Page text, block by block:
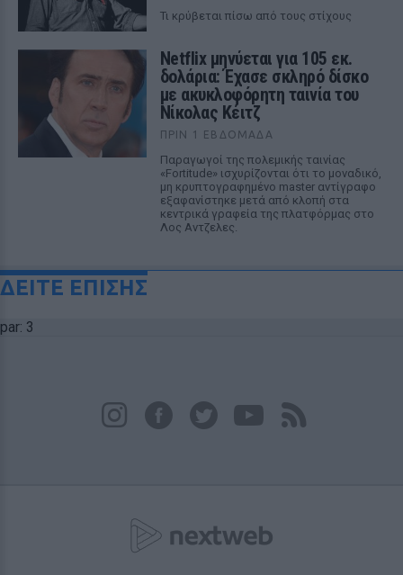
Τι κρύβεται πίσω από τους στίχους
Netflix μηνύεται για 105 εκ.
δολάρια: Έχασε σκληρό δίσκο
με ακυκλοφόρητη ταινία του
Νίκολας Κέιτζ
ΠΡΙΝ 1 ΕΒΔΟΜΆΔΑ
Παραγωγοί της πολεμικής ταινίας
«Fortitude» ισχυρίζονται ότι το μοναδικό,
μη κρυπτογραφημένο master αντίγραφο
εξαφανίστηκε μετά από κλοπή στα
κεντρικά γραφεία της πλατφόρμας στο
Λος Αντζελες.
ΔΕΙΤΕ ΕΠΙΣΗΣ
par: 3